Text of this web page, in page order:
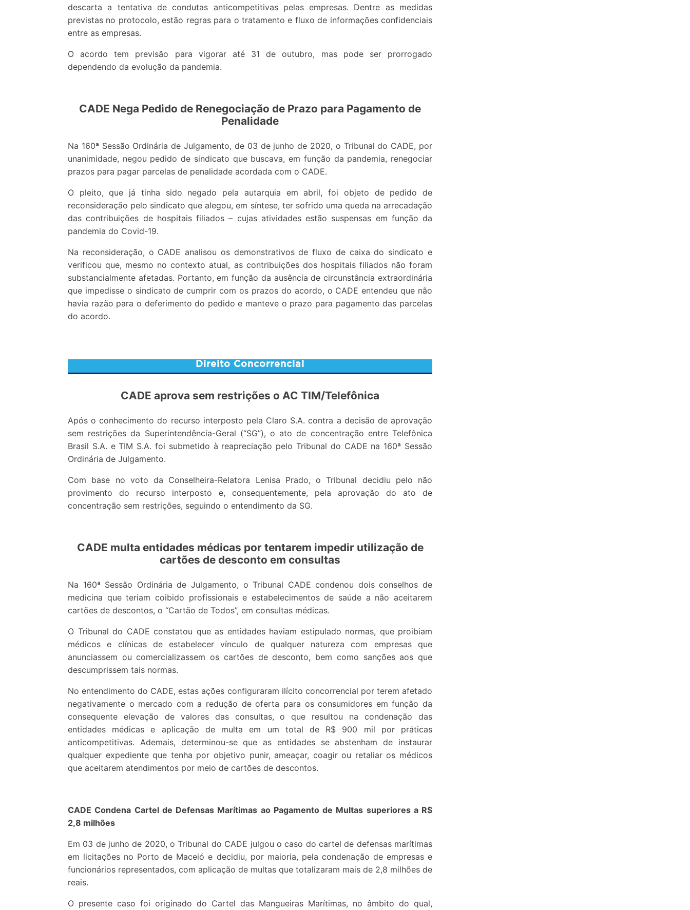
descarta a tentativa de condutas anticompetitivas pelas empresas. Dentre as medidas
previstas no protocolo, estão regras para o tratamento e fluxo de informações confidenciais
entre as empresas.
O acordo tem previsão para vigorar até 31 de outubro, mas pode ser prorrogado
dependendo da evolução da pandemia.
CADE Nega Pedido de Renegociação de Prazo para Pagamento de
Penalidade
Na 160ª Sessão Ordinária de Julgamento, de 03 de junho de 2020, o Tribunal do CADE, por
unanimidade, negou pedido de sindicato que buscava, em função da pandemia, renegociar
prazos para pagar parcelas de penalidade acordada com o CADE.
O pleito, que já tinha sido negado pela autarquia em abril, foi objeto de pedido de
reconsideração pelo sindicato que alegou, em síntese, ter sofrido uma queda na arrecadação
das contribuições de hospitais filiados – cujas atividades estão suspensas em função da
pandemia do Covid-19.
Na reconsideração, o CADE analisou os demonstrativos de fluxo de caixa do sindicato e
verificou que, mesmo no contexto atual, as contribuições dos hospitais filiados não foram
substancialmente afetadas. Portanto, em função da ausência de circunstância extraordinária
que impedisse o sindicato de cumprir com os prazos do acordo, o CADE entendeu que não
havia razão para o deferimento do pedido e manteve o prazo para pagamento das parcelas
do acordo.
Direito Concorrencial
CADE aprova sem restrições o AC TIM/Telefônica
Após o conhecimento do recurso interposto pela Claro S.A. contra a decisão de aprovação
sem restrições da Superintendência-Geral (“SG”), o ato de concentração entre Telefônica
Brasil S.A. e TIM S.A. foi submetido à reapreciação pelo Tribunal do CADE na 160ª Sessão
Ordinária de Julgamento.
Com base no voto da Conselheira-Relatora Lenisa Prado, o Tribunal decidiu pelo não
provimento do recurso interposto e, consequentemente, pela aprovação do ato de
concentração sem restrições, seguindo o entendimento da SG.
CADE multa entidades médicas por tentarem impedir utilização de
cartões de desconto em consultas
Na 160ª Sessão Ordinária de Julgamento, o Tribunal CADE condenou dois conselhos de
medicina que teriam coibido profissionais e estabelecimentos de saúde a não aceitarem
cartões de descontos, o “Cartão de Todos”, em consultas médicas.
O Tribunal do CADE constatou que as entidades haviam estipulado normas, que proibiam
médicos e clínicas de estabelecer vínculo de qualquer natureza com empresas que
anunciassem ou comercializassem os cartões de desconto, bem como sanções aos que
descumprissem tais normas.
No entendimento do CADE, estas ações configuraram ilícito concorrencial por terem afetado
negativamente o mercado com a redução de oferta para os consumidores em função da
consequente elevação de valores das consultas, o que resultou na condenação das
entidades médicas e aplicação de multa em um total de R$ 900 mil por práticas
anticompetitivas. Ademais, determinou-se que as entidades se abstenham de instaurar
qualquer expediente que tenha por objetivo punir, ameaçar, coagir ou retaliar os médicos
que aceitarem atendimentos por meio de cartões de descontos.
CADE Condena Cartel de Defensas Marítimas ao Pagamento de Multas superiores a R$
2,8 milhões
Em 03 de junho de 2020, o Tribunal do CADE julgou o caso do cartel de defensas marítimas
em licitações no Porto de Maceió e decidiu, por maioria, pela condenação de empresas e
funcionários representados, com aplicação de multas que totalizaram mais de 2,8 milhões de
reais.
O presente caso foi originado do Cartel das Mangueiras Marítimas, no âmbito do qual,